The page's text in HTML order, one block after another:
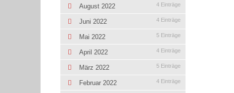
August 2022 4 Einträge
Juni 2022 4 Einträge
Mai 2022 5 Einträge
April 2022 4 Einträge
März 2022 5 Einträge
Februar 2022 4 Einträge